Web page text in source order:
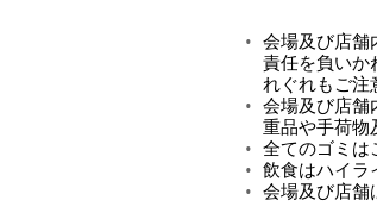
会場及び店舗
責任を負いか
れぐれもご注
会場及び店舗
重品や手荷物
全てのゴミは
飲食はハイラ
会場及び店舗